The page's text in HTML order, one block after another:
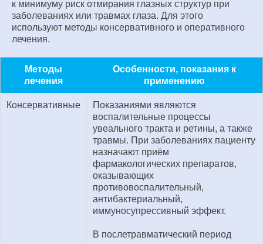
к минимуму риск отмирания глазных структур при
заболеваниях или травмах глаза. Для этого
используют методы консервативного и оперативного
лечения.
Методы
лечения
Особенности, показания к
применению
Консервативные
Показаниями являются
воспалительные процессы
увеального тракта и ретины, а также
травмы. При заболеваниях пациенту
назначают приём
фармакологических препаратов,
оказывающих
противовоспалительный,
антибактериальный,
иммуносупрессивный эффект.
В послетравматический период